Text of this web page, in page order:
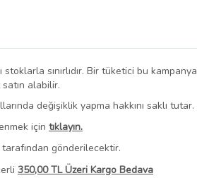
stoklarla sınırlıdır. Bir tüketici bu kampanya
alabilir.
değişiklik yapma hakkını saklı tutar.
için tıklayın.
tarafından gönderilecektir.
350,00 TL Üzeri Kargo Bedava